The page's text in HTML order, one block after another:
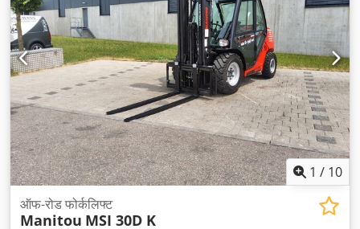
1 / 10
ऑफ-रोड फोर्कलिफ्ट
Manitou MSI 30D K